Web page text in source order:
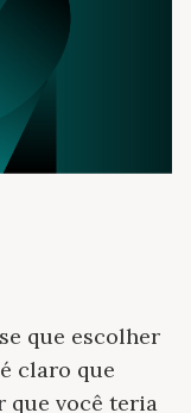
que escolher
claro que
que você teria